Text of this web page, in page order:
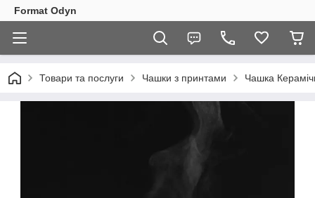
Format Odyn
Товари та послуги Чашки з принтами Чашка